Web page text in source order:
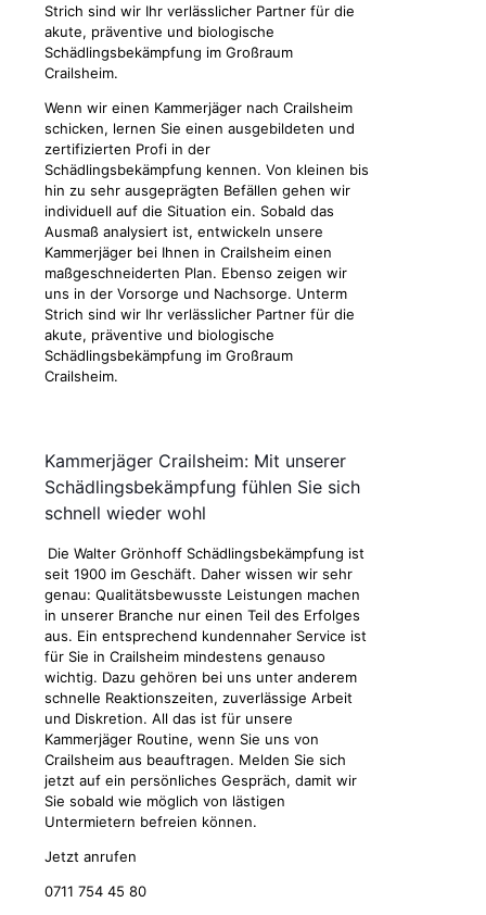
Strich sind wir Ihr verlässlicher Partner für die
akute, präventive und biologische
Schädlingsbekämpfung im Großraum
Crailsheim.
Wenn wir einen Kammerjäger nach Crailsheim
schicken, lernen Sie einen ausgebildeten und
zertifizierten Profi in der
Schädlingsbekämpfung kennen. Von kleinen bis
hin zu sehr ausgeprägten Befällen gehen wir
individuell auf die Situation ein. Sobald das
Ausmaß analysiert ist, entwickeln unsere
Kammerjäger bei Ihnen in Crailsheim einen
maßgeschneiderten Plan. Ebenso zeigen wir
uns in der Vorsorge und Nachsorge. Unterm
Strich sind wir Ihr verlässlicher Partner für die
akute, präventive und biologische
Schädlingsbekämpfung im Großraum
Crailsheim.
Kammerjäger Crailsheim: Mit unserer
Schädlingsbekämpfung fühlen Sie sich
schnell wieder wohl
Die Walter Grönhoff Schädlingsbekämpfung ist
seit 1900 im Geschäft. Daher wissen wir sehr
genau: Qualitätsbewusste Leistungen machen
in unserer Branche nur einen Teil des Erfolges
aus. Ein entsprechend kundennaher Service ist
für Sie in Crailsheim mindestens genauso
wichtig. Dazu gehören bei uns unter anderem
schnelle Reaktionszeiten, zuverlässige Arbeit
und Diskretion. All das ist für unsere
Kammerjäger Routine, wenn Sie uns von
Crailsheim aus beauftragen. Melden Sie sich
jetzt auf ein persönliches Gespräch, damit wir
Sie sobald wie möglich von lästigen
Untermietern befreien können.
Jetzt anrufen
0711 754 45 80